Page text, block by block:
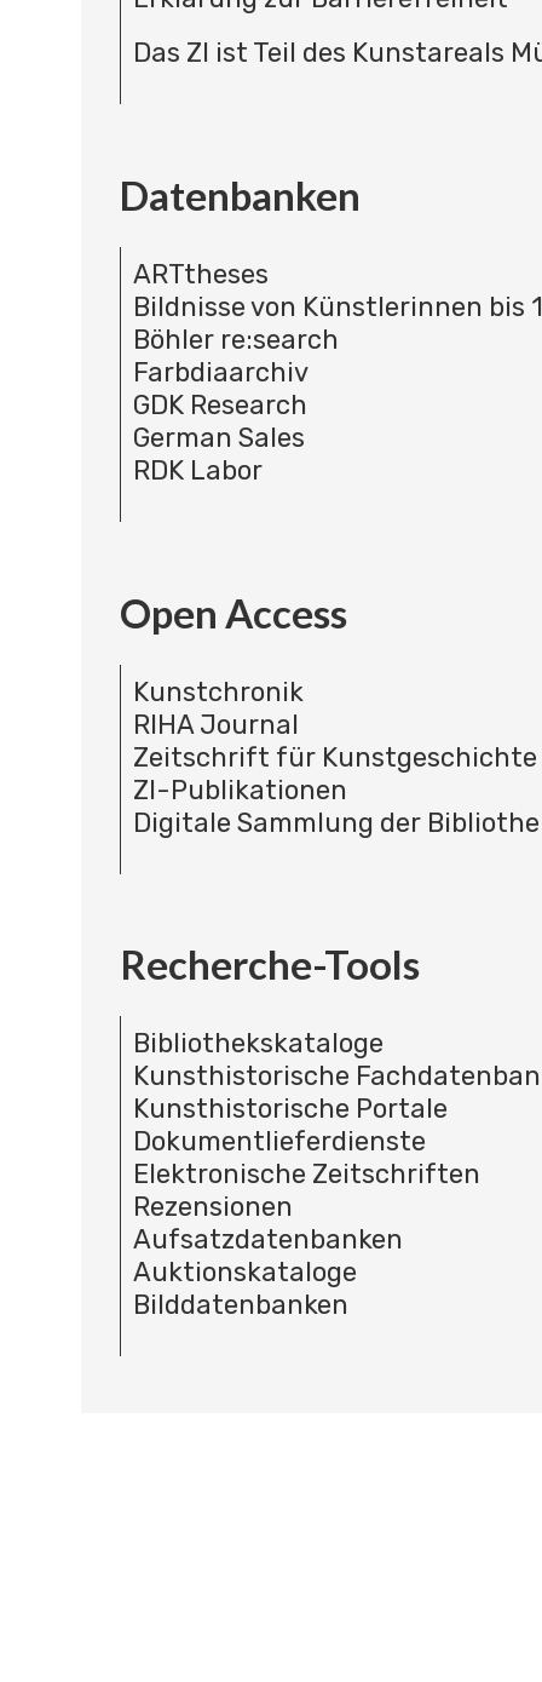
Das ZI ist Teil des Kunstareals
Datenbanken
ARTtheses
Bildnisse von Künstlerinnen bis
Böhler re:search
Farbdiaarchiv
GDK Research
German Sales
RDK Labor
Open Access
Kunstchronik
RIHA Journal
Zeitschrift für Kunstgeschichte
ZI-Publikationen
Digitale Sammlung der
Recherche-Tools
Bibliothekskataloge
Kunsthistorische
Kunsthistorische Portale
Dokumentlieferdienste
Elektronische Zeitschriften
Rezensionen
Aufsatzdatenbanken
Auktionskataloge
Bilddatenbanken